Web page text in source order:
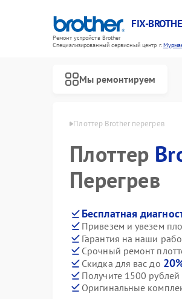
FIX-
Ремонт устройств Brother
Специализированный cервисный центр г.
Мы ремонтируем
в Мурманске Плоттер Brother перегрев
Плоттер
Перегрев
Бесплатная
Привезем и увезем
Гарантия на наши
Срочный ремонт
Скидка для вас до
Получите 1500
Оригинальные